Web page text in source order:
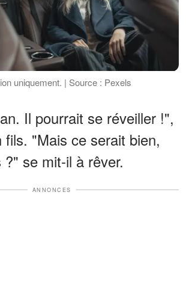
uniquement. | Source : Pexels
Il pourrait se réveiller !",
fils. "Mais ce serait bien,
se mit-il à rêver.
ANNONCES